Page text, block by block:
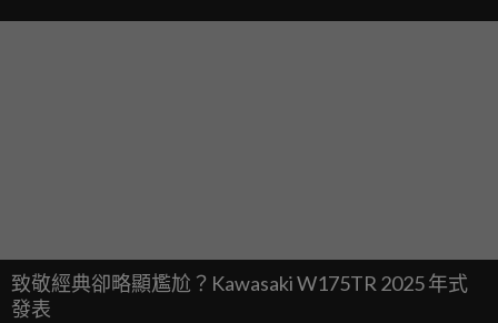
致敬經典卻略顯尷尬？Kawasaki W175TR 2025 年式
發表